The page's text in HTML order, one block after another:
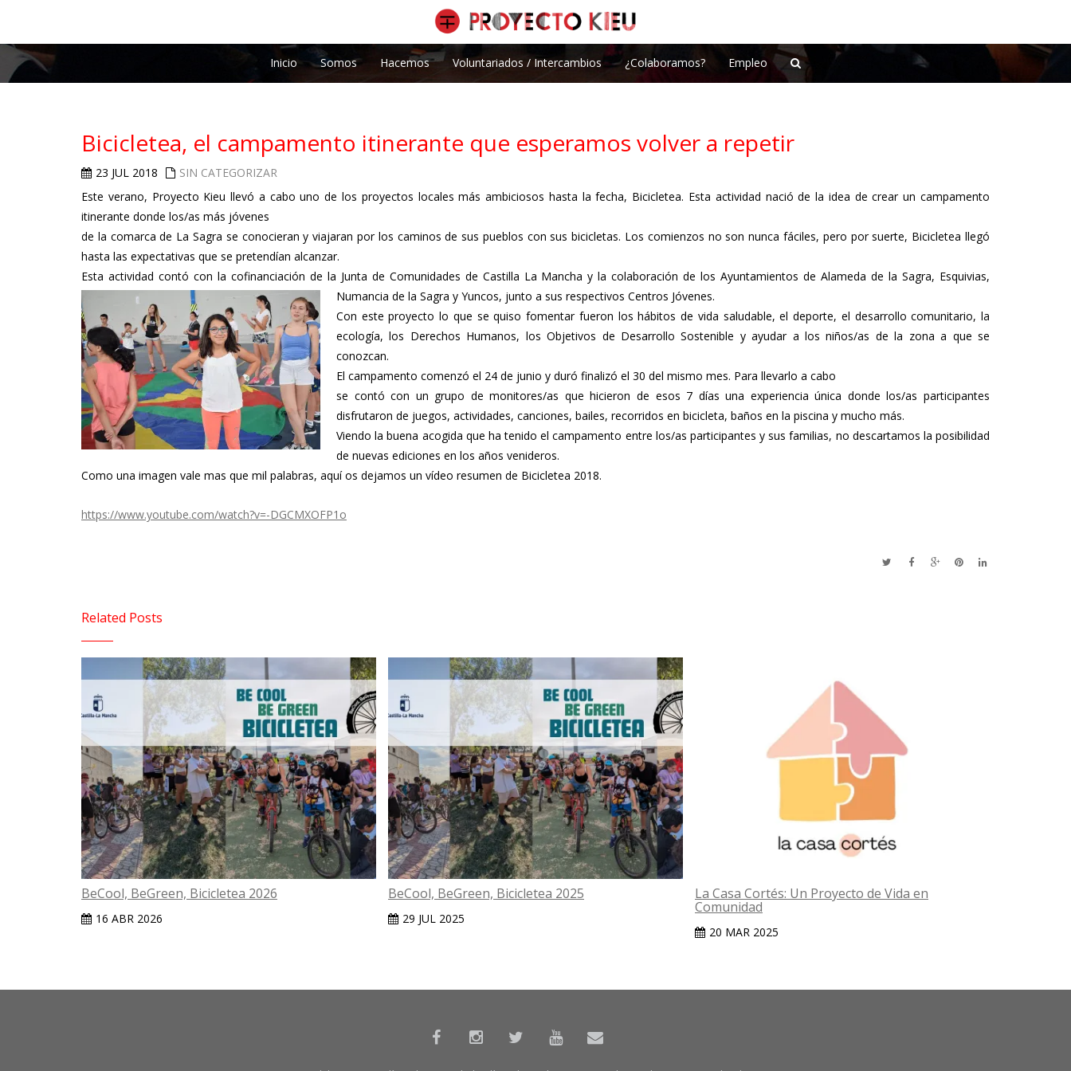
Inicio Somos Hacemos Voluntariados / Intercambios ¿Colaboramos? Empleo
Bicicletea, el campamento itinerante que esperamos volver a repetir
23 JUL 2018
SIN CATEGORIZAR
Este verano, Proyecto Kieu llevó a cabo uno de los proyectos locales más ambiciosos hasta la fecha, Bicicletea. Esta actividad nació de la idea de crear un campamento
itinerante donde los/as más jóvenes
de la comarca de La Sagra se conocieran y viajaran por los caminos de sus pueblos con sus bicicletas. Los comienzos no son nunca fáciles, pero por suerte, Bicicletea llegó
hasta las expectativas que se pretendían alcanzar.
Esta actividad contó con la cofinanciación de la Junta de Comunidades de Castilla La Mancha y la colaboración de los Ayuntamientos de Alameda de la Sagra, Esquivias,
Numancia de la Sagra y Yuncos, junto a sus respectivos Centros Jóvenes.
Con este proyecto lo que se quiso fomentar fueron los hábitos de vida saludable, el deporte, el desarrollo comunitario, la
ecología, los Derechos Humanos, los Objetivos de Desarrollo Sostenible y ayudar a los niños/as de la zona a que se
conozcan.
El campamento comenzó el 24 de junio y duró finalizó el 30 del mismo mes. Para llevarlo a cabo
se contó con un grupo de monitores/as que hicieron de esos 7 días una experiencia única donde los/as participantes
disfrutaron de juegos, actividades, canciones, bailes, recorridos en bicicleta, baños en la piscina y mucho más.
Viendo la buena acogida que ha tenido el campamento entre los/as participantes y sus familias, no descartamos la posibilidad
de nuevas ediciones en los años venideros.
Como una imagen vale mas que mil palabras, aquí os dejamos un vídeo resumen de Bicicletea 2018.
https://www.youtube.com/watch?v=-DGCMXOFP1o
Related Posts
BeCool, BeGreen, Bicicletea 2026
16 ABR 2026
BeCool, BeGreen, Bicicletea 2025
29 JUL 2025
La Casa Cortés: Un Proyecto de Vida en
Comunidad
20 MAR 2025